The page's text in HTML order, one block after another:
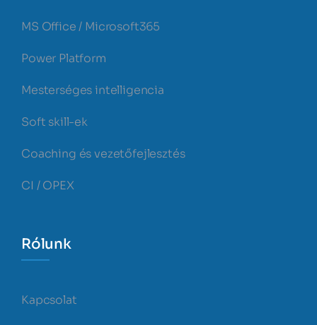
MS Office / Microsoft365
Power Platform
Mesterséges intelligencia
Soft skill-ek
Coaching és vezetőfejlesztés
CI / OPEX
Rólunk
Kapcsolat